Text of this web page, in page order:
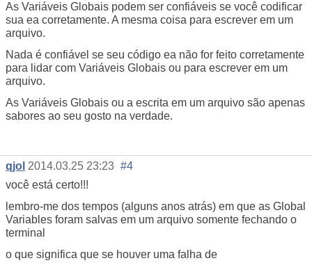
As Variáveis Globais podem ser confiáveis se você codificar
sua ea corretamente. A mesma coisa para escrever em um
arquivo.
Nada é confiável se seu código ea não for feito corretamente
para lidar com Variáveis Globais ou para escrever em um
arquivo.
As Variáveis Globais ou a escrita em um arquivo são apenas
sabores ao seu gosto na verdade.
qjol 2014.03.25 23:23 #4
você está certo!!!
lembro-me dos tempos (alguns anos atrás) em que as Global
Variables foram salvas em um arquivo somente fechando o
terminal
o que significa que se houver uma falha de